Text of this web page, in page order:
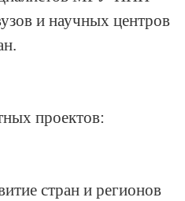
и научных центров
проектов:
стран и регионов